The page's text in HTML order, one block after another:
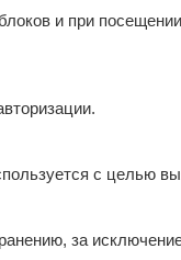
и при
с целью
за